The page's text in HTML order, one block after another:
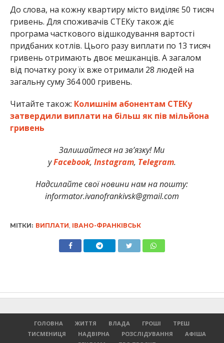
До слова, на кожну квартиру місто виділяє 50 тисяч
гривень. Для споживачів СТЕКу також діє
програма часткового відшкодування вартості
придбаних котлів. Цього разу виплати по 13 тисяч
гривень отримають двоє мешканців. А загалом
від початку року їх вже отримали 28 людей на
загальну суму 364 000 гривень.
Читайте також: Колишнім абонентам СТЕКу
затвердили виплати на більш як пів мільйона
гривень
Залишайтеся на зв’язку! Ми
уFacebook, Instagram, Telegram.
Надсилайте свої новини нам на пошту:
informator.ivanofrankivsk@gmail.com
МІТКИ: ВИПЛАТИ, ІВАНО-ФРАНКІВСЬК
ГОЛОВНА ЖИТТЯ ВЛАДА ГРОШІ
ТРЕШ
ТИСМЕНИЦЯ
НАДВІРНА РОЗСЛІДУВАННЯ
АФІША